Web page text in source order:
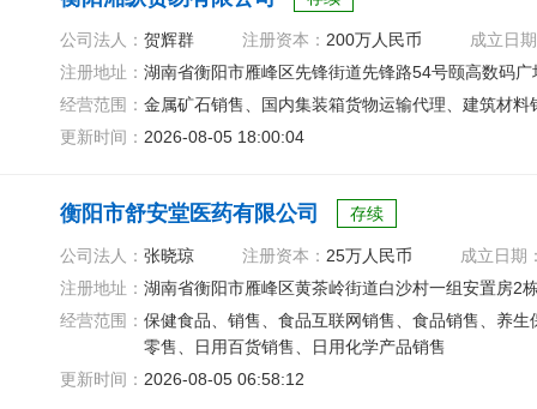
公司法人： 贺辉群 注册资本： 200万人民币
成立日
注册地址： 湖南省衡阳市雁峰区先锋街道先锋路54号颐高数码
经营范围： 金属矿石销售、国内集装箱货物运输代理、建筑材
更新时间： 2026-08-05 18:00:04
衡阳市舒安堂医药有限公司 存续
公司法人： 张晓琼 注册资本： 25万人民币
成立日期
注册地址： 湖南省衡阳市雁峰区黄茶岭街道白沙村一组安置房2
经营范围： 保健食品、销售、食品互联网销售、食品销售、养
零售、日用百货销售、日用化学产品销售
更新时间： 2026-08-05 06:58:12